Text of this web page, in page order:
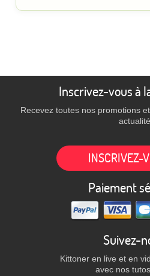
Inscrivez-vous à
Recevez toutes nos promotions
actualité
INSCRIVEZ-
Paiement
Suivez-
Kittoner en live et en
avec nos